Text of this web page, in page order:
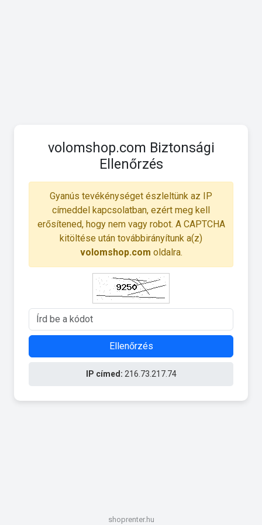
volomshop.com Biztonsági
Ellenőrzés
Gyanús tevékénységet észleltünk az IP
címeddel kapcsolatban, ezért meg kell
erősítened, hogy nem vagy robot. A CAPTCHA
kitöltése után továbbirányítunk a(z)
volomshop.com oldalra.
Ellenőrzés
IP címed: 216.73.217.74
shoprenter.hu